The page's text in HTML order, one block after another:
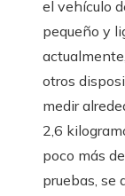
el vehículo
pequeño y
otros
medir
2,6
poco más
pruebas, se